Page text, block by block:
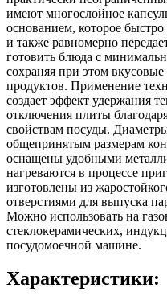
имеют многослойное
основанием, которое
и также равномерно
готовить блюда с
сохраняя при этом
продуктов. Применение
создает эффект удержания
отключения плиты
свойствам посуды.
общепринятым размерам
оснащены удобными
нагреваются в процессе
изготовлены из
отверстиями для выпуска
Можно использовать на
стеклокерамических,
посудомоечной машине.
Характеристики: